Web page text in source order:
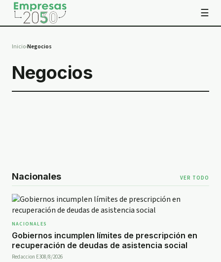
☰
Inicio›Negocios
Negocios
Nacionales VER TODO
NACIONALES
Gobiernos incumplen límites de prescripción en
recuperación de deudas de asistencia social
Redaccion E308/8/2026